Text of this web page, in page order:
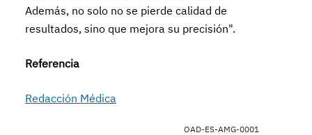
Además, no solo no se pierde calidad de
resultados, sino que mejora su precisión".
Referencia
Redacción Médica
OAD-ES-AMG-0001